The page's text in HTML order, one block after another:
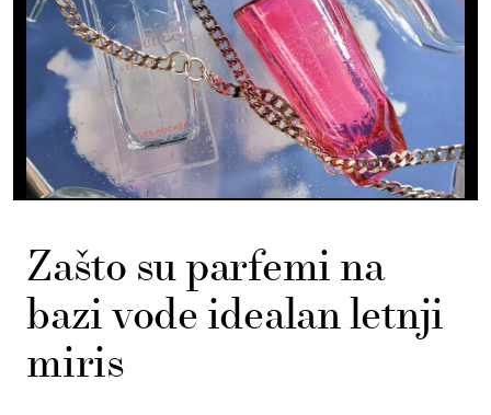
Zašto su parfemi na
bazi vode idealan letnji
miris